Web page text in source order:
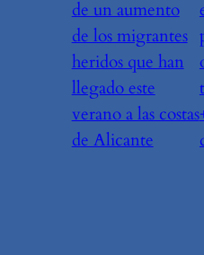
de un aumento
de los migrantes
heridos que han
llegado este
verano a las costas
de Alicante